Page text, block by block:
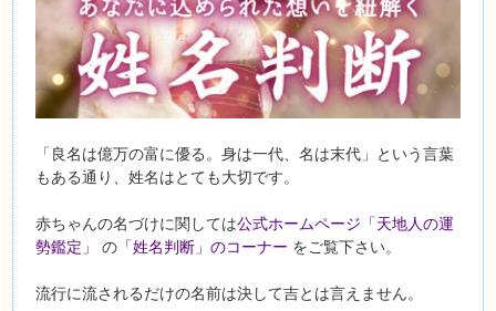
「良名は億万の富に優る。身は一代、名は末代」という言葉
もある通り、姓名はとても大切です。
赤ちゃんの名づけに関しては公式ホームページ「天地人の運
勢鑑定」
の 「姓名判断」のコーナー をご覧下さい。
流行に流されるだけの名前は決して吉とは言えません。